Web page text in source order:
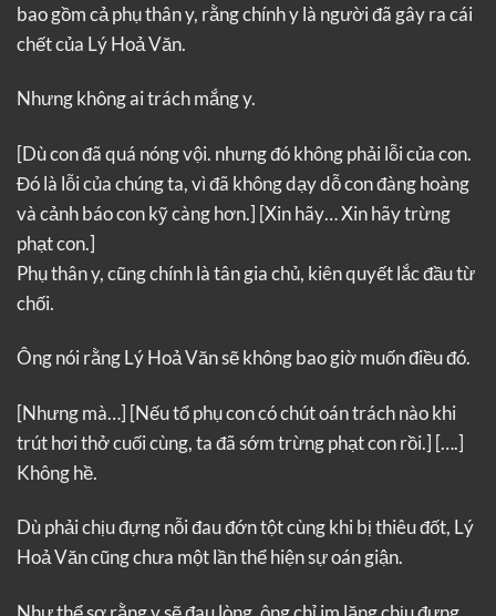
bao gồm cả phụ thân y, rằng chính y là người đã gây ra cái
chết của Lý Hoả Văn.
Nhưng không ai trách mắng y.
[Dù con đã quá nóng vội. nhưng đó không phải lỗi của con.
Đó là lỗi của chúng ta, vì đã không dạy dỗ con đàng hoàng
và cảnh báo con kỹ càng hơn.] [Xin hãy… Xin hãy trừng
phạt con.]
Phụ thân y, cũng chính là tân gia chủ, kiên quyết lắc đầu từ
chối.
Ông nói rằng Lý Hoả Văn sẽ không bao giờ muốn điều đó.
[Nhưng mà…] [Nếu tổ phụ con có chút oán trách nào khi
trút hơi thở cuối cùng, ta đã sớm trừng phạt con rồi.] [….]
Không hề.
Dù phải chịu đựng nỗi đau đớn tột cùng khi bị thiêu đốt, Lý
Hoả Văn cũng chưa một lần thể hiện sự oán giận.